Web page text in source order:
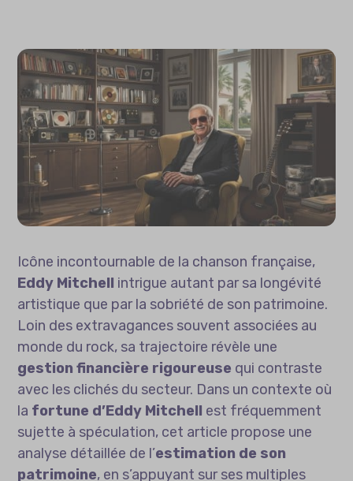
Icône incontournable de la chanson française,
Eddy Mitchell intrigue autant par sa longévité
artistique que par la sobriété de son patrimoine.
Loin des extravagances souvent associées au
monde du rock, sa trajectoire révèle une
gestion financière rigoureuse qui contraste
avec les clichés du secteur. Dans un contexte où
la fortune d’Eddy Mitchell est fréquemment
sujette à spéculation, cet article propose une
analyse détaillée de l’estimation de son
patrimoine, en s’appuyant sur ses multiples